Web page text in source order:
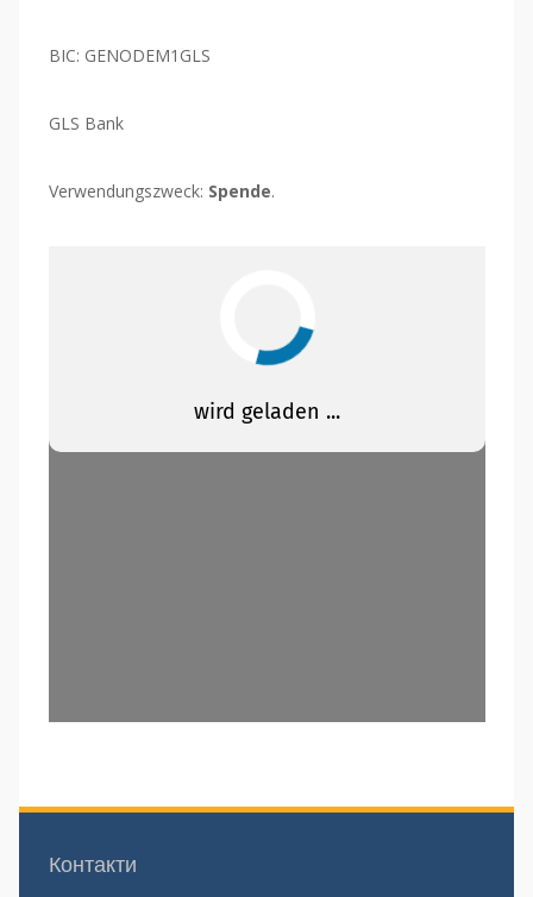
BIC: GENODEM1GLS
GLS Bank
Verwendungszweck: Spende.
Контакти